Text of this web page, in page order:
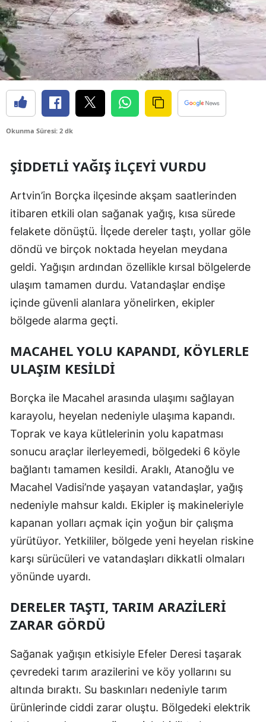
Bolu
Burdur
Bursa
Çanakkale
Çankırı
Edirne
Elazığ
Erzincan
Eskişehir
Giresun
Hakkari
Hatay
Isparta
Mersin
İstanbul
İzmir
Kars
Kocaeli
Konya
Kütahya
Okunma Süresi: 2 dk
ŞIDDETLI YAĞIŞ İLÇEYI VURDU
Artvin’in Borçka ilçesinde akşam saatlerinden
itibaren etkili olan sağanak yağış, kısa sürede
felakete dönüştü. İlçede dereler taştı, yollar göle
döndü ve birçok noktada heyelan meydana
geldi. Yağışın ardından özellikle kırsal bölgelerde
ulaşım tamamen durdu. Vatandaşlar endişe
içinde güvenli alanlara yönelirken, ekipler
bölgede alarma geçti.
MACAHEL YOLU KAPANDI, KÖYLERLE
ULAŞIM KESILDI
Borçka ile Macahel arasında ulaşımı sağlayan
karayolu, heyelan nedeniyle ulaşıma kapandı.
Toprak ve kaya kütlelerinin yolu kapatması
sonucu araçlar ilerleyemedi, bölgedeki 6 köyle
bağlantı tamamen kesildi. Araklı, Atanoğlu ve
Macahel Vadisi’nde yaşayan vatandaşlar, yağış
nedeniyle mahsur kaldı. Ekipler iş makineleriyle
kapanan yolları açmak için yoğun bir çalışma
yürütüyor. Yetkililer, bölgede yeni heyelan riskine
karşı sürücüleri ve vatandaşları dikkatli olmaları
yönünde uyardı.
DERELER TAŞTI, TARIM ARAZILERI
ZARAR GÖRDÜ
Sağanak yağışın etkisiyle Efeler Deresi taşarak
çevredeki tarım arazilerini ve köy yollarını su
altında bıraktı. Su baskınları nedeniyle tarım
ürünlerinde ciddi zarar oluştu. Bölgedeki elektrik